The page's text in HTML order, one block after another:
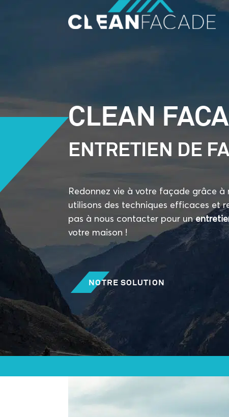
CLEAN
ENTRETIEN DE
Redonnez vie à votre façade grâce
utilisons des techniques efficaces et
pas à nous contacter pour un
votre maison !
NOTRE SOLUTION